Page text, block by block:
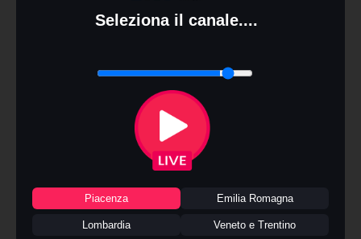
Seleziona il canale....
Piacenza Emilia Romagna
Lombardia Veneto e Trentino